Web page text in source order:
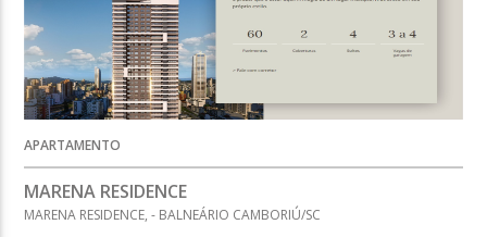
APARTAMENTO
MARENA RESIDENCE
MARENA RESIDENCE, - BALNEÁRIO CAMBORIÚ/SC